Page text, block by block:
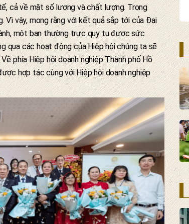
cả về mặt số lượng và chất lượng. Trọng
Vì vậy, mong rằng với kết quả sắp tới của Đại
một ban thường trực quy tụ được sức
qua các hoạt động của Hiệp hội chúng ta sẽ
phía Hiệp hội doanh nghiệp Thành phố Hồ
hợp tác cùng với Hiệp hội doanh nghiệp